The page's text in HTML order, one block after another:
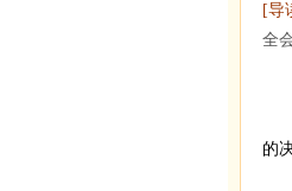
[导
全
人
的